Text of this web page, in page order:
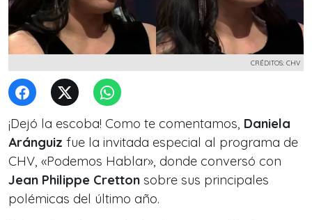
CRÉDITOS: CHV
¡Dejó la escoba! Como te comentamos, Daniela
Aránguiz fue la invitada especial al programa de
CHV, «Podemos Hablar», donde conversó con
Jean Philippe Cretton sobre sus principales
polémicas del último año.